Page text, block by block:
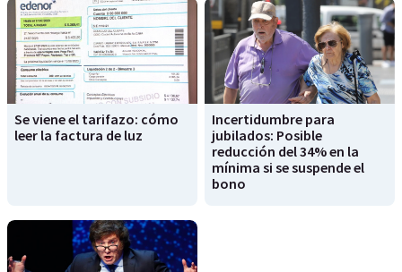
Se viene el tarifazo: cómo
leer la factura de luz
Incertidumbre para
jubilados: Posible
reducción del 34% en la
mínima si se suspende el
bono